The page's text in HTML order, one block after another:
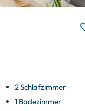
2 Schlafzimmer
1 Badezimmer